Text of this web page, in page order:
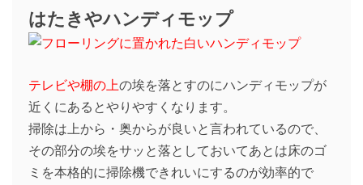
はたきやハンディモップ
テレビや棚の上の埃を落とすのにハンディモップが
近くにあるとやりやすくなります。
掃除は上から・奥からが良いと言われているので、
その部分の埃をサッと落としておいてあとは床のゴ
ミを本格的に掃除機できれいにするのが効率的で